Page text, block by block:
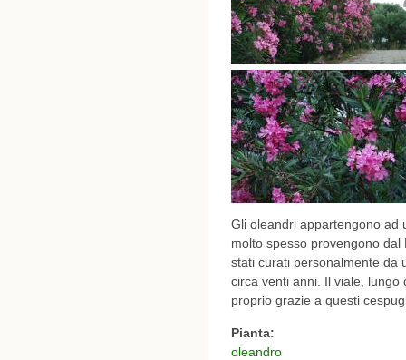
Gli oleandri appartengono ad
molto spesso provengono
stati curati personalmente da
circa venti anni. Il viale,
proprio grazie a questi
Pianta:
oleandro